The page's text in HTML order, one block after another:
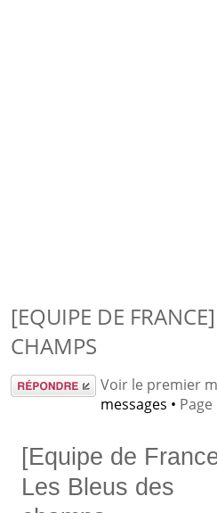
[EQUIPE DE
CHAMPS
Répondre Voir le premier
messages • Page
[Equipe de
Les Bleus des